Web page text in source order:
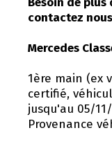
contactez
Mercedes
1ère main (ex
certifié,
jusqu'au 05/
Provenance